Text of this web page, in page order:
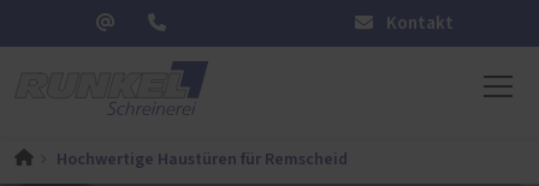
Kontakt
Hochwertige Haustüren für Remscheid